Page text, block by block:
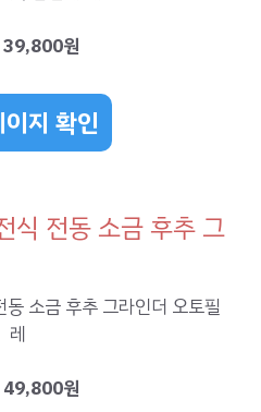
39,800원
지 확인
식 전동 소금 후추 그
49,800원